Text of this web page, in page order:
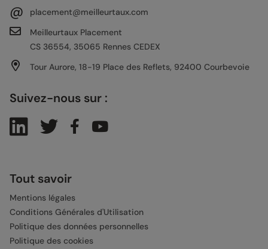
@
placement@meilleurtaux.com
Meilleurtaux Placement
CS 36554, 35065 Rennes CEDEX
Tour Aurore, 18-19 Place des Reflets, 92400 Courbevoie
Suivez-nous sur :
Tout savoir
Mentions légales
Conditions Générales d'Utilisation
Politique des données personnelles
Politique des cookies